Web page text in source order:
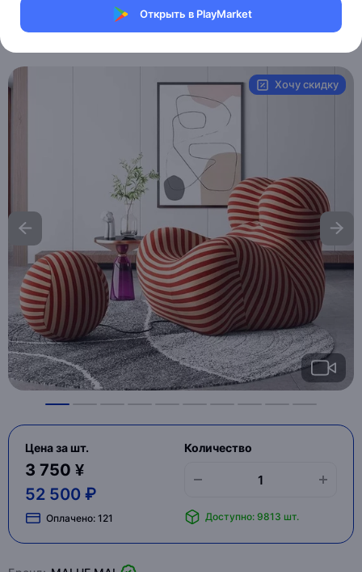
Открыть в PlayMarket
Хочу скидку
Цена за шт.
3 750 ¥
52 500 ₽
Оплачено: 121
Количество
Доступно: 9813 шт.